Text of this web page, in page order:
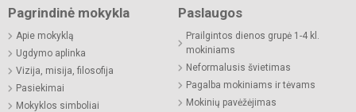
Pagrindinė mokykla
Apie mokyklą
Ugdymo aplinka
Vizija, misija, filosofija
Pasiekimai
Mokyklos simboliai
Paslaugos
Prailgintos dienos grupė 1-4 kl.
mokiniams
Neformalusis švietimas
Pagalba mokiniams ir tėvams
Mokinių pavėžėjimas